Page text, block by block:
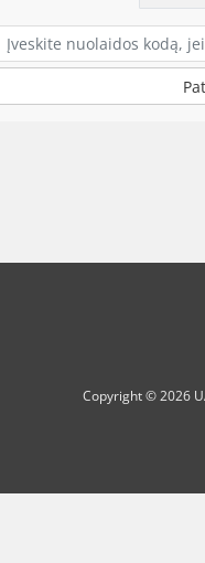
Copyright © 2026